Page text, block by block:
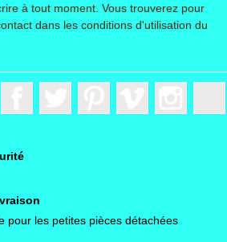
à tout moment. Vous trouverez pour
dans les conditions d'utilisation du
pour les petites pièces détachées